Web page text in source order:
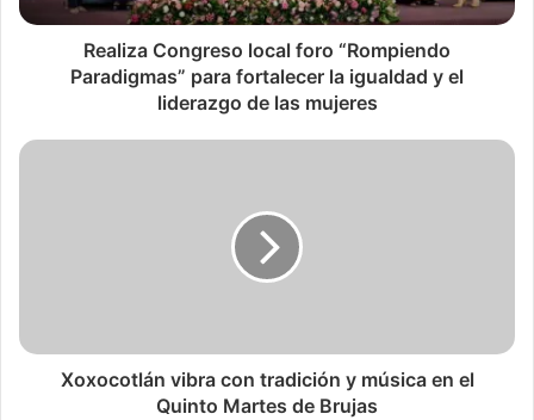
Realiza Congreso local foro “Rompiendo
Paradigmas” para fortalecer la igualdad y el
liderazgo de las mujeres
Xoxocotlán vibra con tradición y música en el
Quinto Martes de Brujas